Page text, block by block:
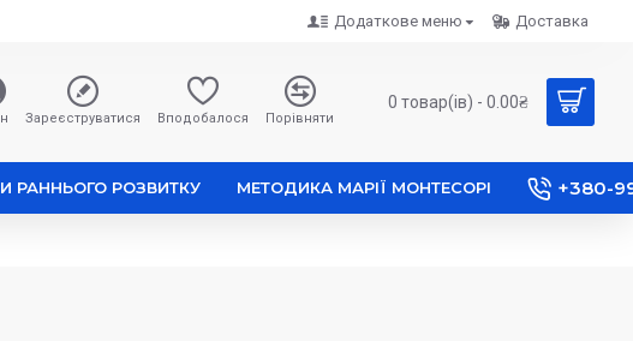
Додаткове меню Доставка
Зареєструватися Вподобалося Порівняти
0 товар(ів) - 0.00₴
РАННЬОГО РОЗВИТКУ МЕТОДИКА МАРІЇ МОНТЕСОРІ +380-